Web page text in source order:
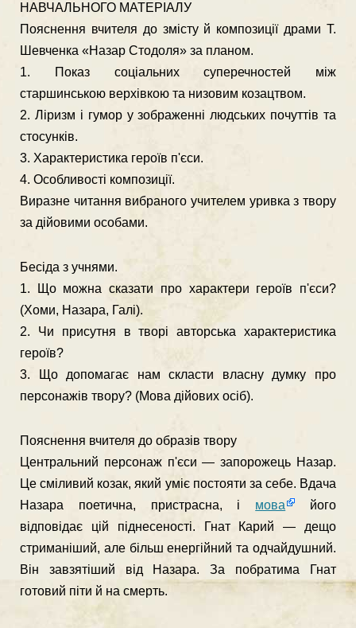
НАВЧАЛЬНОГО МАТЕРІАЛУ
Пояснення вчителя до змісту й композиції драми Т.
Шевченка «Назар Стодоля» за планом.
1. Показ соціальних суперечностей між
старшинською верхівкою та низовим козацтвом.
2. Ліризм і гумор у зображенні людських почуттів та
стосунків.
3. Характеристика героїв п'єси.
4. Особливості композиції.
Виразне читання вибраного учителем уривка з твору
за дійовими особами.
Бесіда з учнями.
1. Що можна сказати про характери героїв п'єси?
(Хоми, Назара, Галі).
2. Чи присутня в творі авторська характеристика
героїв?
3. Що допомагає нам скласти власну думку про
персонажів тво­ру? (Мова дійових осіб).
Пояснення вчителя до образів твору
Центральний персонаж п'єси — запорожець Назар.
Це сміливий козак, який уміє постояти за себе. Вдача
Назара поетична, пристрасна, і мова
його
відповідає цій піднесеності. Гнат Карий — дещо
стриманіший, але більш енергійний та одчайдушний.
Він завзятіший від Назара. За побратима Гнат
готовий піти й на смерть.